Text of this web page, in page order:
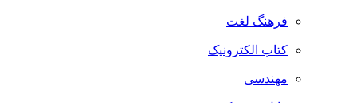
فرهنگ لغت
کتاب الکترونیک
مهندسی